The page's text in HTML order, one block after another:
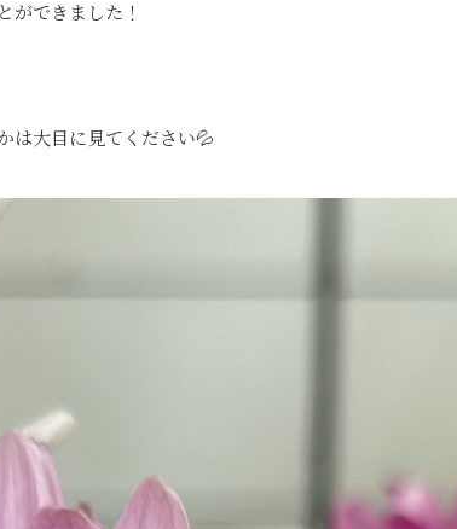
ができました！
は大目に見てください💦